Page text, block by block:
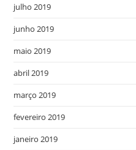
julho 2019
junho 2019
maio 2019
abril 2019
março 2019
fevereiro 2019
janeiro 2019